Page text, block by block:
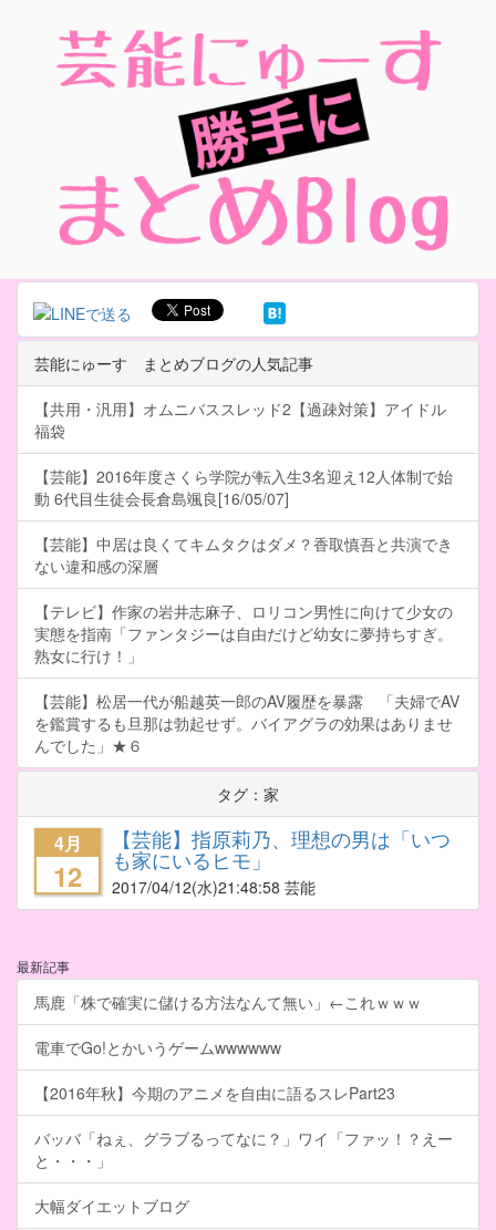
芸能にゅーす まとめブログの人気記事
【共用・汎用】オムニバススレッド2【過疎対策】アイドル
福袋
【芸能】2016年度さくら学院が転入生3名迎え12人体制で始
動 6代目生徒会長倉島颯良[16/05/07]
【芸能】中居は良くてキムタクはダメ？香取慎吾と共演でき
ない違和感の深層
【テレビ】作家の岩井志麻子、ロリコン男性に向けて少女の
実態を指南「ファンタジーは自由だけど幼女に夢持ちすぎ。
熟女に行け！」
【芸能】松居一代が船越英一郎のAV履歴を暴露 「夫婦でAV
を鑑賞するも旦那は勃起せず。バイアグラの効果はありませ
んでした」★６
タグ：家
4月
12
【芸能】指原莉乃、理想の男は「いつ
も家にいるヒモ」
2017/04/12(水)21:48:58 芸能
最新記事
馬鹿「株で確実に儲ける方法なんて無い」←これｗｗｗ
電車でGo!とかいうゲームwwwwww
【2016年秋】今期のアニメを自由に語るスレPart23
バッバ「ねぇ、グラブるってなに？」ワイ「ファッ！？えー
と・・・」
大幅ダイエットブログ